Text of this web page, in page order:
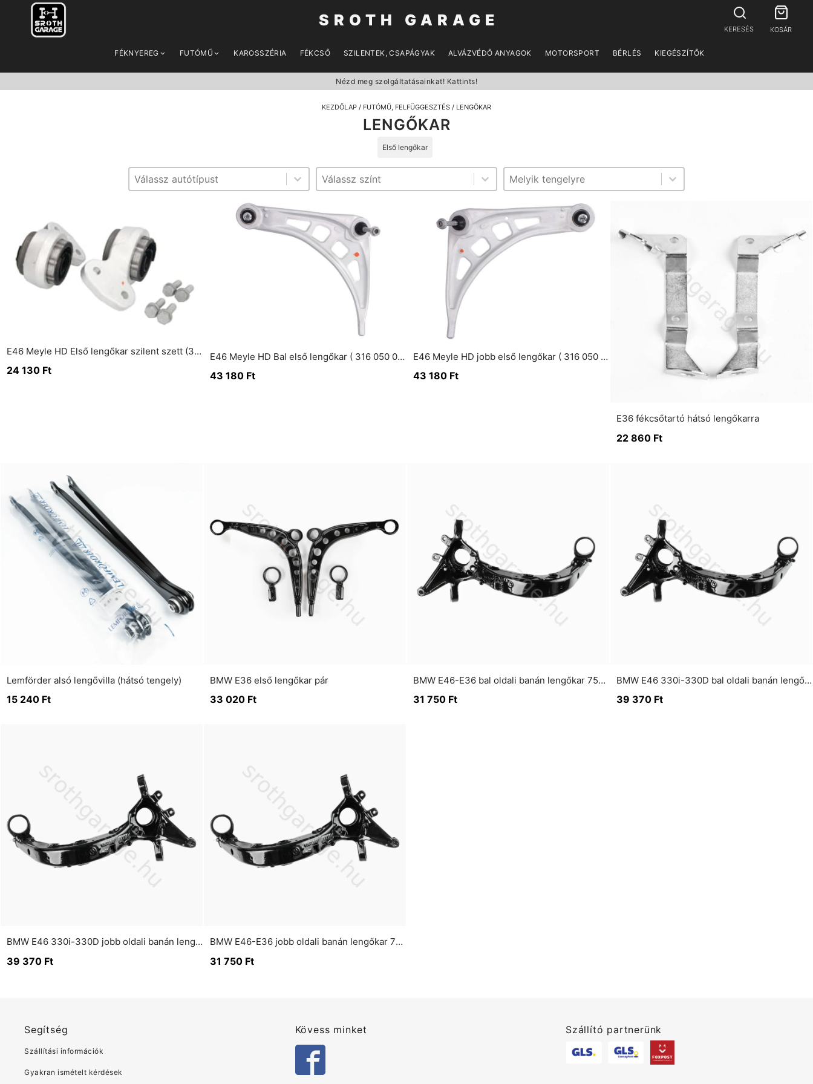
SROTH GARAGE KERESÉS KOSÁR
FÉKNYEREG FUTÓMŰ KAROSSZÉRIA FÉKCSŐ SZILENTEK, CSAPÁGYAK ALVÁZVÉDŐ ANYAGOK MOTORSPORT BÉRLÉS KIEGÉSZÍTŐK
Nézd meg szolgáltatásainkat! Kattints!
KEZDŐLAP / FUTÓMŰ, FELFÜGGESZTÉS / LENGŐKAR
LENGŐKAR
Első lengőkar
Típus
Típus Szín
Szín
tengely
tengely
E46 Meyle HD Első lengőkar szilent szett (3003112604/HD)
24 130 Ft
E46 Meyle HD Bal első lengőkar ( 316 050 0003 HD )
43 180 Ft
E46 Meyle HD jobb első lengőkar ( 316 050 0004 HD )
43 180 Ft
E36 fékcsőtartó hátsó lengőkarra
22 860 Ft
Lemförder alsó lengővilla (hátsó tengely)
15 240 Ft
BMW E36 első lengőkar pár
33 020 Ft
BMW E46-E36 bal oldali banán lengőkar 75mm kis csapágyas
31 750 Ft
BMW E46 330i-330D bal oldali banán lengőkar 85mm nagy csapágyas
39 370 Ft
BMW E46 330i-330D jobb oldali banán lengőkar 85mm nagy csapágyas
39 370 Ft
BMW E46-E36 jobb oldali banán lengőkar 75mm kis csapágyas
31 750 Ft
Segítség
Szállítási információk
Gyakran ismételt kérdések
Kövess minket Szállító partnerünk